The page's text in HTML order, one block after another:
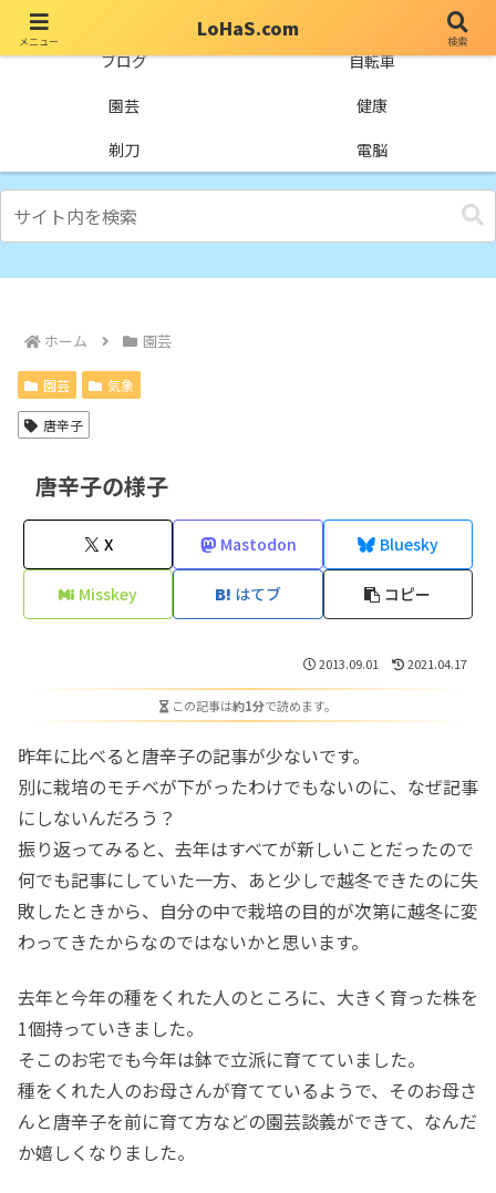
ブログ
自転車
園芸
健康
剃刀
電脳
ホーム 園芸
園芸 気象
唐辛子
唐辛子の様子
X Mastodon Bluesky
Misskey はてブ コピー
2013.09.01 2021.04.17
この記事は約1分で読めます。
昨年に比べると唐辛子の記事が少ないです。
別に栽培のモチベが下がったわけでもないのに、なぜ記事
にしないんだろう？
振り返ってみると、去年はすべてが新しいことだったので
何でも記事にしていた一方、あと少しで越冬できたのに失
敗したときから、自分の中で栽培の目的が次第に越冬に変
わってきたからなのではないかと思います。
去年と今年の種をくれた人のところに、大きく育った株を
1個持っていきました。
そこのお宅でも今年は鉢で立派に育てていました。
種をくれた人のお母さんが育てているようで、そのお母さ
んと唐辛子を前に育て方などの園芸談義ができて、なんだ
か嬉しくなりました。
メニュー
LoHaS.com
検索